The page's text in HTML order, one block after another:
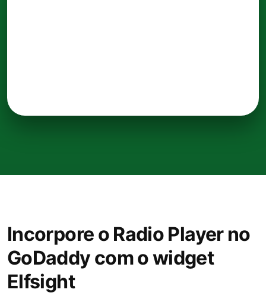
Incorpore o Radio Player no
GoDaddy com o widget
Elfsight